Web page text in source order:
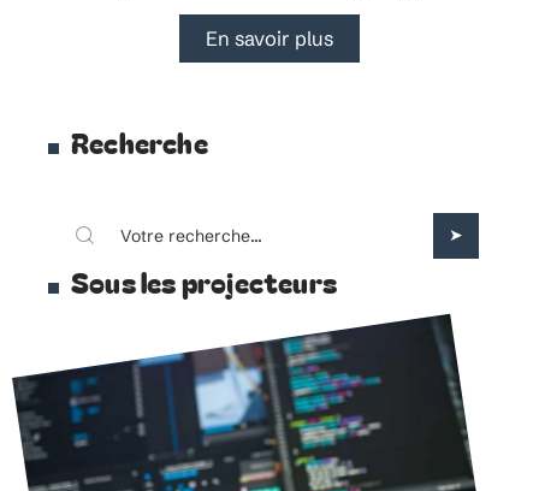
En savoir plus
Recherche
Sous les projecteurs